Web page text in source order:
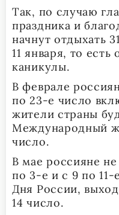
Так, по случаю
праздника и
начнут отдыхать
11 января, то
каникулы.
В феврале
по 23-е число
жители страны
Международный
число.
В мае россияне
по 3-е и с 9 по
Дня России,
14 число.